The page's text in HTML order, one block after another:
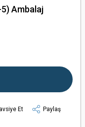
Ambalaj
Et
Paylaş